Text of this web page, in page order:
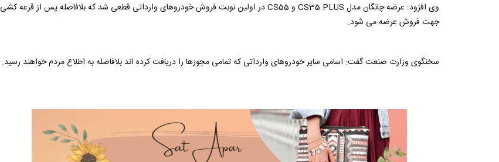
وی افزود: عرضه چانگان مدل CS35 PLUS و CS55 در اولین نوبت فروش خودروهای وارداتی قطعی شد که بلافاصله پس از قرعه کشی
جهت فروش عرضه می شود.
سخنگوی وزارت صنعت گفت: اسامی سایر خودروهای وارداتی که تمامی مجوزها را دریافت کرده اند بلافاصله به اطلاع مردم خواهند رسید.